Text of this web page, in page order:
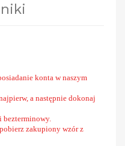
konta w naszym
a następnie dokonaj
bezterminowy.
zakupiony wzór z